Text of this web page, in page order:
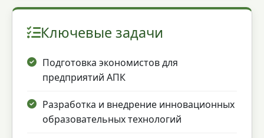
Ключевые задачи
Подготовка экономистов для
предприятий АПК
Разработка и внедрение инновационных
образовательных технологий